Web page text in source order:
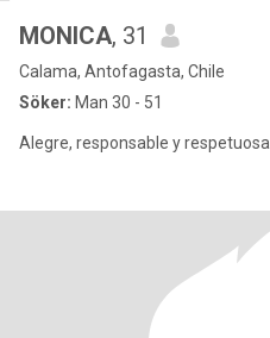
MONICA, 31
Calama, Antofagasta, Chile
Söker: Man 30 - 51
Alegre, responsable y respetuosa.